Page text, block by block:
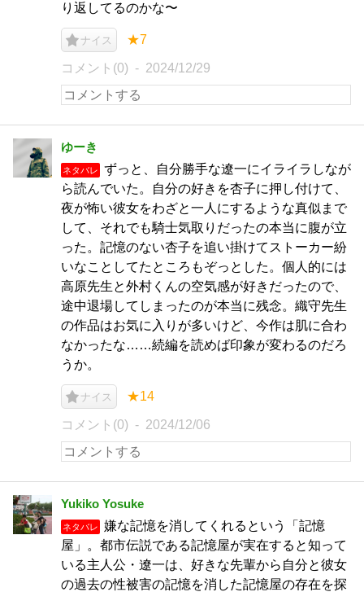
り返してるのかな〜
ナイス ★7
コメント(0) 2024/12/29
ゆーき
ネタバレ
ずっと、自分勝手な遼一にイライラしなが
ら読んでいた。自分の好きを杏子に押し付けて、
夜が怖い彼女をわざと一人にするような真似まで
して、それでも騎士気取りだったの本当に腹が立
った。記憶のない杏子を追い掛けてストーカー紛
いなことしてたところもぞっとした。個人的には
高原先生と外村くんの空気感が好きだったので、
途中退場してしまったのが本当に残念。織守先生
の作品はお気に入りが多いけど、今作は肌に合わ
なかったな……続編を読めば印象が変わるのだろ
うか。
ナイス ★14
コメント(0) 2024/12/06
Yukiko Yosuke
ネタバレ
嫌な記憶を消してくれるという「記憶
屋」。都市伝説である記憶屋が実在すると知って
いる主人公・遼一は、好きな先輩から自分と彼女
の過去の性被害の記憶を消した記憶屋の存在を探